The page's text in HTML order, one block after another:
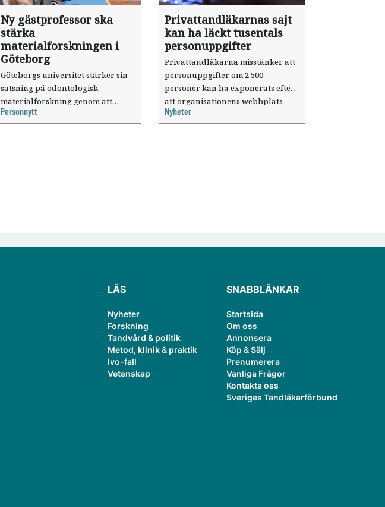
Ny gästprofessor ska
stärka
materialforskningen i
Göteborg
Göteborgs universitet stärker sin
satsning på odontologisk
materialforskning genom att
knyta forskaren Pekka Vallittu till
verksamheten som gästprofessor.
Personnytt
Privattandläkarnas sajt
kan ha läckt tusentals
personuppgifter
Privattandläkarna misstänker att
personuppgifter om 2 500
personer kan ha exponerats efter
att organisationens webbplats
utnyttjats genom en sårbarhet i ett
publiceringsverktyg.
Nyheter
LÄS
Nyheter
Forskning
Tandvård & politik
Metod, klinik & praktik
Ivo-fall
Vetenskap
SNABBLÄNKAR
Startsida
Om oss
Annonsera
Köp & Sälj
Prenumerera
Vanliga Frågor
Kontakta oss
Sveriges Tandläkarförbund